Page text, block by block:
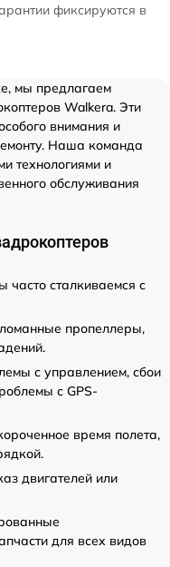
фиксируются в
мы предлагаем
Walkera. Эти
внимания и
Наша команда
технологиями и
обслуживания
сталкиваемся с
пропеллеры,
с управлением, сбои
с GPS-
время полета,
двигателей или
для всех видов